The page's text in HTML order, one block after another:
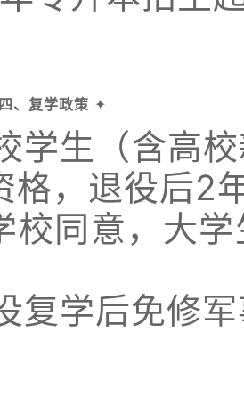
四、复学政策 ✦
学生（含高
格，退役后2
校同意，大
复学后免修